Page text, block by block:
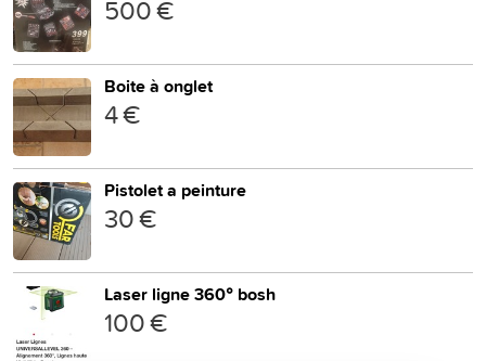
500 €
Boite à onglet
4 €
Pistolet a peinture
30 €
Laser ligne 360° bosh
100 €